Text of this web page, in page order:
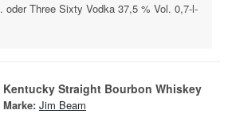
oder Three Sixty Vodka 37,5 % Vol. 0,7-l-
Kentucky Straight Bourbon Whiskey
Marke: Jim Beam